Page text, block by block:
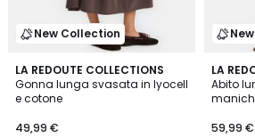
New Collection
LA REDOUTE COLLECTIONS
Gonna lunga svasata in lyocell
e cotone
49,99 €
LA
Abito
59,99 €
2
Colori